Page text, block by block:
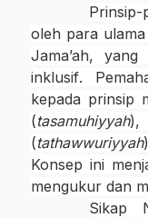
oleh para
Jama’ah, yang
inklusif.
kepada prinsip
(tasamuhiyyah),
(tathawwuriyyah
Konsep ini
mengukur dan
Sikap